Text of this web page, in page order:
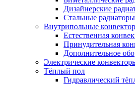
Дизайнерские
Стальные радиаторы
Внутрипольные
Естественная
Принудительная
Дополнительное
Электрические
Тёплый пол
Гидравлический